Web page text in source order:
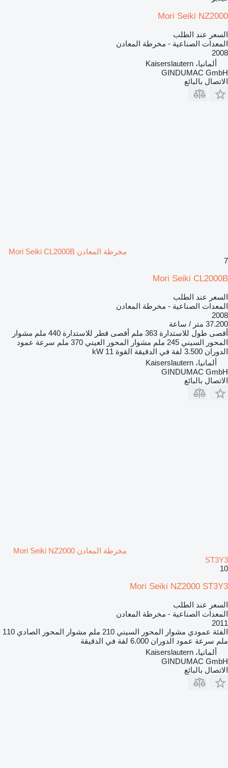
Mori Seiki NZ2000
السعر عند الطلب
المعدات الصناعية - مخرطة المعادن
2008
ألمانيا، Kaiserslautern
GINDUMAC GmbH
الاتصال بالبائع
مخرطة المعادن Mori Seiki CL2000B
7
Mori Seiki CL2000B
السعر عند الطلب
المعدات الصناعية - مخرطة المعادن
2008
37.200 متر / ساعة
أقصى طول للاستدارة 363 ملم أقصى قطر للاستدارة 440 ملم
مشوار
المحور السيني 245 ملم مشوار المحور العيني 370 ملم
سرعة عمود
الدوران 3.500 لفة في الدقيقة القوة 11 kW
ألمانيا، Kaiserslautern
GINDUMAC GmbH
الاتصال بالبائع
مخرطة المعادن Mori Seiki NZ2000
ST3Y3
10
Mori Seiki NZ2000 ST3Y3
السعر عند الطلب
المعدات الصناعية - مخرطة المعادن
2011
الفئة عمودي مشوار المحور السيني 210 ملم مشوار المحور الصادي 110
ملم سرعة عمود الدوران 6.000 لفة في الدقيقة
ألمانيا، Kaiserslautern
GINDUMAC GmbH
الاتصال بالبائع